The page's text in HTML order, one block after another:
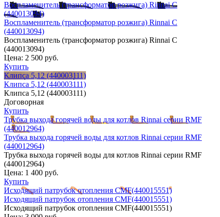
Воспламенитель (трансформатор розжига) Rinnai С
(440013094)
Воспламенитель (трансформатор розжига) Rinnai С
(440013094)
Воспламенитель (трансформатор розжига) Rinnai С
(440013094)
Цена: 2 500 руб.
Купить
Клипса 5,12 (440003111)
Клипса 5,12 (440003111)
Клипса 5,12 (440003111)
Договорная
Купить
Трубка выхода горячей воды для котлов Rinnai серии RMF
(440012964)
Трубка выхода горячей воды для котлов Rinnai серии RMF
(440012964)
Трубка выхода горячей воды для котлов Rinnai серии RMF
(440012964)
Цена: 1 400 руб.
Купить
Исходящий патрубок отопления CMF(440015551)
Исходящий патрубок отопления CMF(440015551)
Исходящий патрубок отопления CMF(440015551)